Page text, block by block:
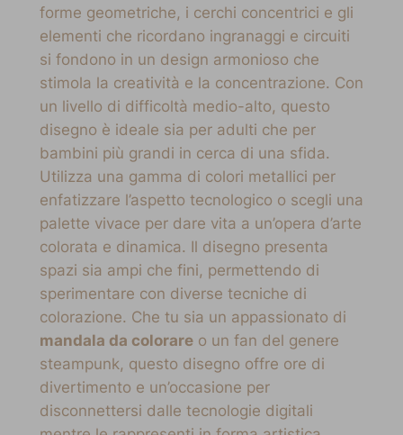
forme geometriche, i cerchi concentrici e gli
elementi che ricordano ingranaggi e circuiti
si fondono in un design armonioso che
stimola la creatività e la concentrazione. Con
un livello di difficoltà medio-alto, questo
disegno è ideale sia per adulti che per
bambini più grandi in cerca di una sfida.
Utilizza una gamma di colori metallici per
enfatizzare l’aspetto tecnologico o scegli una
palette vivace per dare vita a un’opera d’arte
colorata e dinamica. Il disegno presenta
spazi sia ampi che fini, permettendo di
sperimentare con diverse tecniche di
colorazione. Che tu sia un appassionato di
mandala da colorareo un fan del genere
steampunk, questo disegno offre ore di
divertimento e un’occasione per
disconnettersi dalle tecnologie digitali